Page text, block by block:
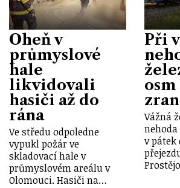
Oheň v
průmyslové
hale
likvidovali
hasiči až do
rána
Ve středu odpoledne
vypukl požár ve
skladovací hale v
průmyslovém areálu v
Olomouci. Hasiči na…
Při
Vážná
v pátek